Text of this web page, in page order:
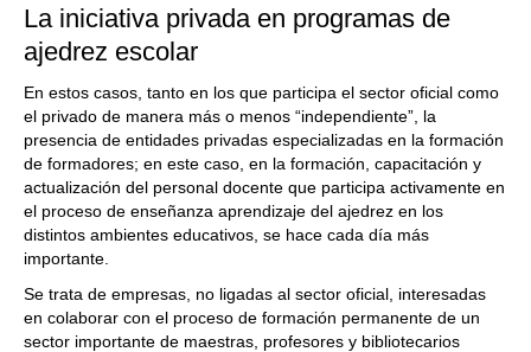
La iniciativa privada en programas de
ajedrez escolar
En estos casos, tanto en los que participa el sector oficial como
el privado de manera más o menos “independiente”, la
presencia de entidades privadas especializadas en la formación
de formadores; en este caso, en la formación, capacitación y
actualización del personal docente que participa activamente en
el proceso de enseñanza aprendizaje del ajedrez en los
distintos ambientes educativos, se hace cada día más
importante.
Se trata de empresas, no ligadas al sector oficial, interesadas
en colaborar con el proceso de formación permanente de un
sector importante de maestras, profesores y bibliotecarios